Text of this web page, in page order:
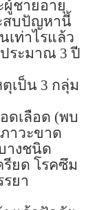
ผู้ชายอายุ
สบปัญหานี้
ท่าไรแล้ว
ประมาณ 3ปี
เป็น 3 กลุ่ม
ดเลือด (พบ
าวะขาด
างชนิด
รียด โรคซึม
ยา